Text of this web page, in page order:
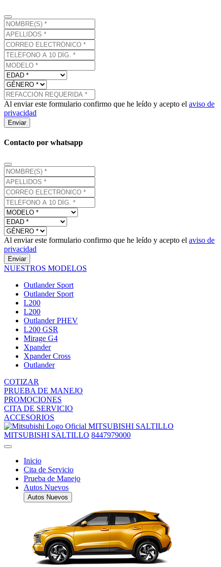
Al enviar este formulario confirmo que he leído y acepto el aviso de
privacidad
Enviar
Contacto por whatsapp
Al enviar este formulario confirmo que he leído y acepto el aviso de
privacidad
Enviar
NUESTROS MODELOS
Outlander Sport
Outlander Sport
L200
L200
Outlander PHEV
L200 GSR
Mirage G4
Xpander
Xpander Cross
Outlander
COTIZAR
PRUEBA DE MANEJO
PROMOCIONES
CITA DE SERVICIO
ACCESORIOS
MITSUBISHI SALTILLO
MITSUBISHI SALTILLO 8447979000
Inicio
Cita de Servicio
Prueba de Manejo
Autos Nuevos
Autos Nuevos